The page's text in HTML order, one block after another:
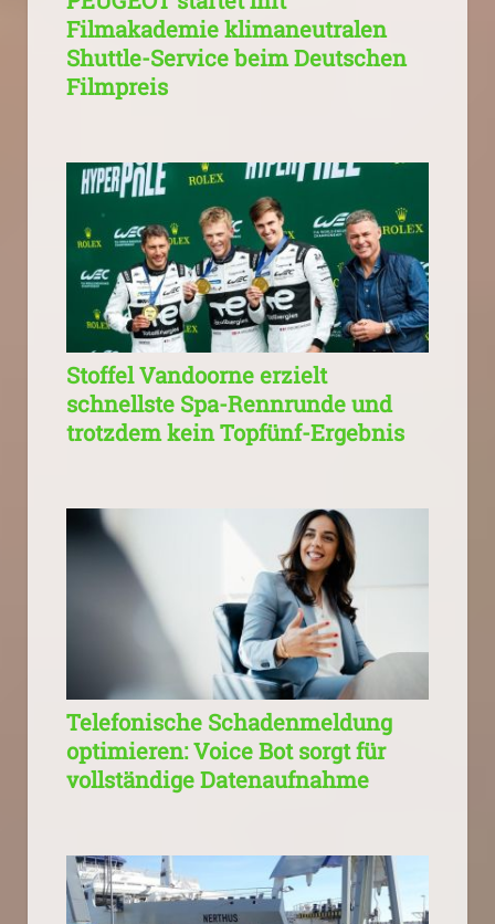
Filmakademie klimaneutralen
Shuttle-Service beim Deutschen
Filmpreis
Stoffel Vandoorne erzielt
schnellste Spa-Rennrunde und
trotzdem kein Topfünf-Ergebnis
Telefonische Schadenmeldung
optimieren: Voice Bot sorgt für
vollständige Datenaufnahme